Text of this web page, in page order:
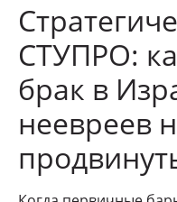
СТУПРО:
брак в
неевреев